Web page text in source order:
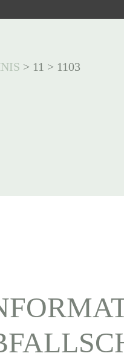
> 11 > 1103